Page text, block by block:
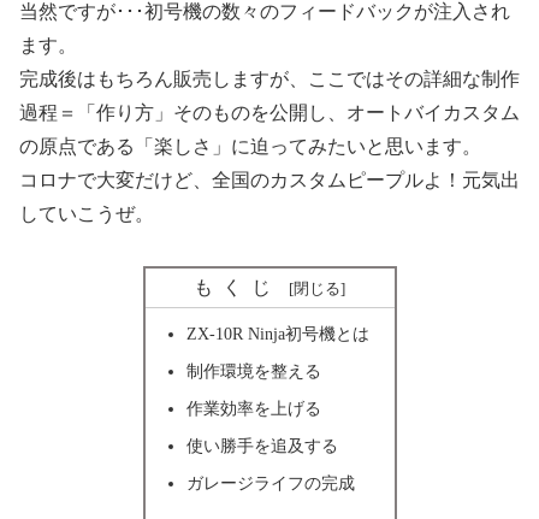
当然ですが･･･初号機の数々のフィードバックが注入され
ます。
完成後はもちろん販売しますが、ここではその詳細な制作
過程＝「作り方」そのものを公開し、オートバイカスタム
の原点である「楽しさ」に迫ってみたいと思います。
コロナで大変だけど、全国のカスタムピープルよ！元気出
していこうぜ。
もくじ
ZX-10R Ninja初号機とは
制作環境を整える
作業効率を上げる
使い勝手を追及する
ガレージライフの完成